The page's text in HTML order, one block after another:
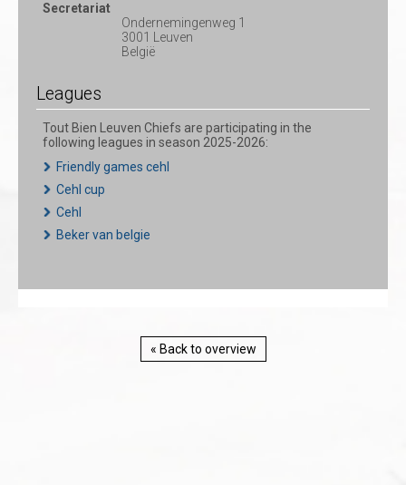
Secretariat
Ondernemingenweg 1
3001 Leuven
België
Leagues
Tout Bien Leuven Chiefs are participating in the
following leagues in season 2025-2026:
Friendly games cehl
Cehl cup
Cehl
Beker van belgie
« Back to overview